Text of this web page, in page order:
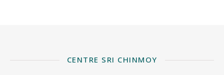
CENTRE SRI CHINMOY